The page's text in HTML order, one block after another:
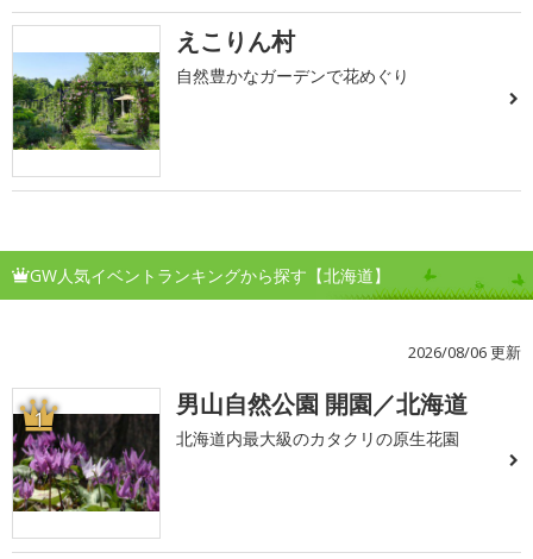
えこりん村
自然豊かなガーデンで花めぐり
GW人気イベントランキングから探す【北海道】
2026/08/06 更新
1 男山自然公園 開園／北海道
北海道内最大級のカタクリの原生花園